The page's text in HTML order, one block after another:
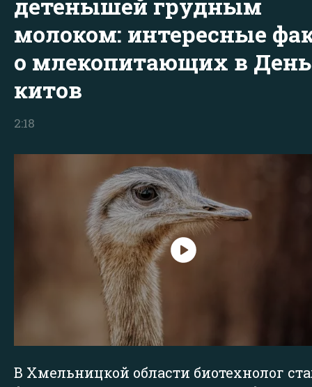
детенышей грудным
молоком: интересные
о млекопитающих в День
китов
2:18
В Хмельницкой области биотехнолог